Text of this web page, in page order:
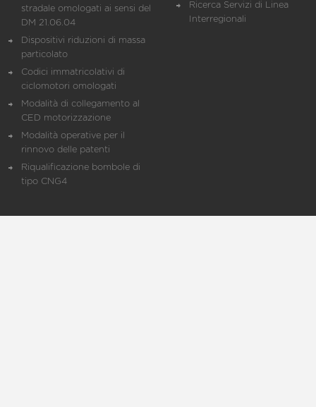
stradale omologati ai sensi del
DM 21.06.04
Dispositivi riduzioni di massa
particolato
Codici immatricolativi di
ciclomotori omologati
Modalità di collegamento al
CED motorizzazione
Modalità operative per il
rinnovo delle patenti
Riqualificazione bombole di
tipo CNG4
Ricerca Servizi di Linea
Interregionali